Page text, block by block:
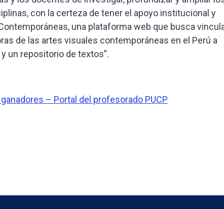
con la certeza de tener el apoyo institucional y
una plataforma web que busca
de las artes visuales contemporáneas en el Perú a
un repositorio de textos”.
– Portal del profesorado PUCP